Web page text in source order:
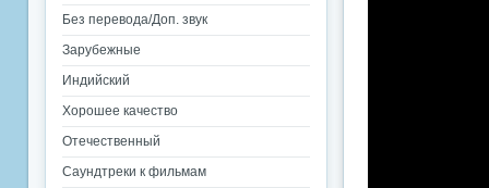
Без перевода/Доп. звук
Зарубежные
Индийский
Хорошее качество
Отечественный
Саундтреки к фильмам